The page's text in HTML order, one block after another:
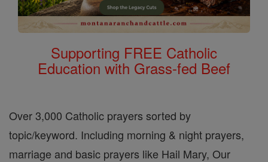
Supporting FREE Catholic
Education with Grass-fed Beef
Over 3,000 Catholic prayers sorted by
topic/keyword. Including morning & night prayers,
marriage and basic prayers like Hail Mary, Our